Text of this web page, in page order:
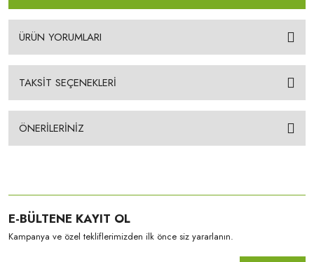
ÜRÜN YORUMLARI
TAKSİT SEÇENEKLERİ
ÖNERİLERİNİZ
E-BÜLTENE KAYIT OL
Kampanya ve özel tekliflerimizden ilk önce siz yararlanın.